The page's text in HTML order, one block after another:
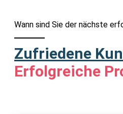
Wann sind Sie der nächste
Zufriedene
Erfolgreiche